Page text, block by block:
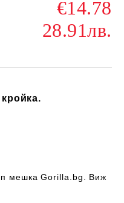
€14.78
28.91лв.
мешка Gorilla.bg. Виж